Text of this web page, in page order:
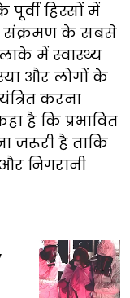
हिस्सों में
में संक्रमण के सबसे
में स्वास्थ्य
और लोगों के
करना
है कि प्रभावित
जरूरी है ताकि
निगरानी